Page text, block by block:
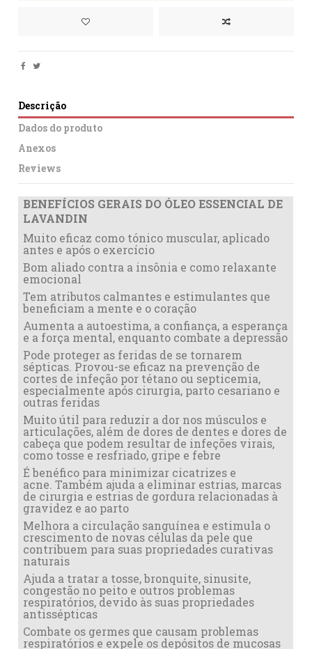
Descrição
Dados do produto
Anexos
Reviews
BENEFÍCIOS GERAIS DO ÓLEO ESSENCIAL DE
LAVANDIN
Muito eficaz como tónico muscular, aplicado
antes e após o exercício
Bom aliado contra a insônia e como relaxante
emocional
Tem atributos calmantes e estimulantes que
beneficiam a mente e o coração
Aumenta a autoestima, a confiança, a esperança
e a força mental, enquanto combate a depressão
Pode proteger as feridas de se tornarem
sépticas. Provou-se eficaz na prevenção de
cortes de infeção por tétano ou septicemia,
especialmente após cirurgia, parto cesariano e
outras feridas
Muito útil para reduzir a dor nos músculos e
articulações, além de dores de dentes e dores de
cabeça que podem resultar de infeções virais,
como tosse e resfriado, gripe e febre
É benéfico para minimizar cicatrizes e
acne. Também ajuda a eliminar estrias, marcas
de cirurgia e estrias de gordura relacionadas à
gravidez e ao parto
Melhora a circulação sanguínea e estimula o
crescimento de novas células da pele que
contribuem para suas propriedades curativas
naturais
Ajuda a tratar a tosse, bronquite, sinusite,
congestão no peito e outros problemas
respiratórios, devido às suas propriedades
antissépticas
Combate os germes que causam problemas
respiratórios e expele os depósitos de mucosas